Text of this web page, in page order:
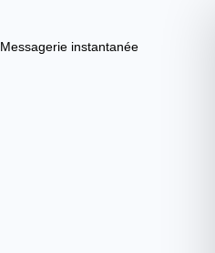
Messagerie instantanée